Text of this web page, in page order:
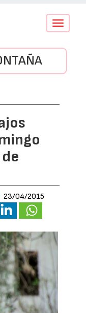
Conmutar
23/04/2015